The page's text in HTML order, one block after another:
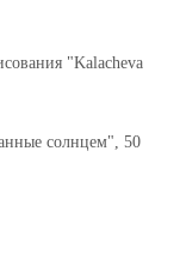
"Kalacheva
солнцем", 50